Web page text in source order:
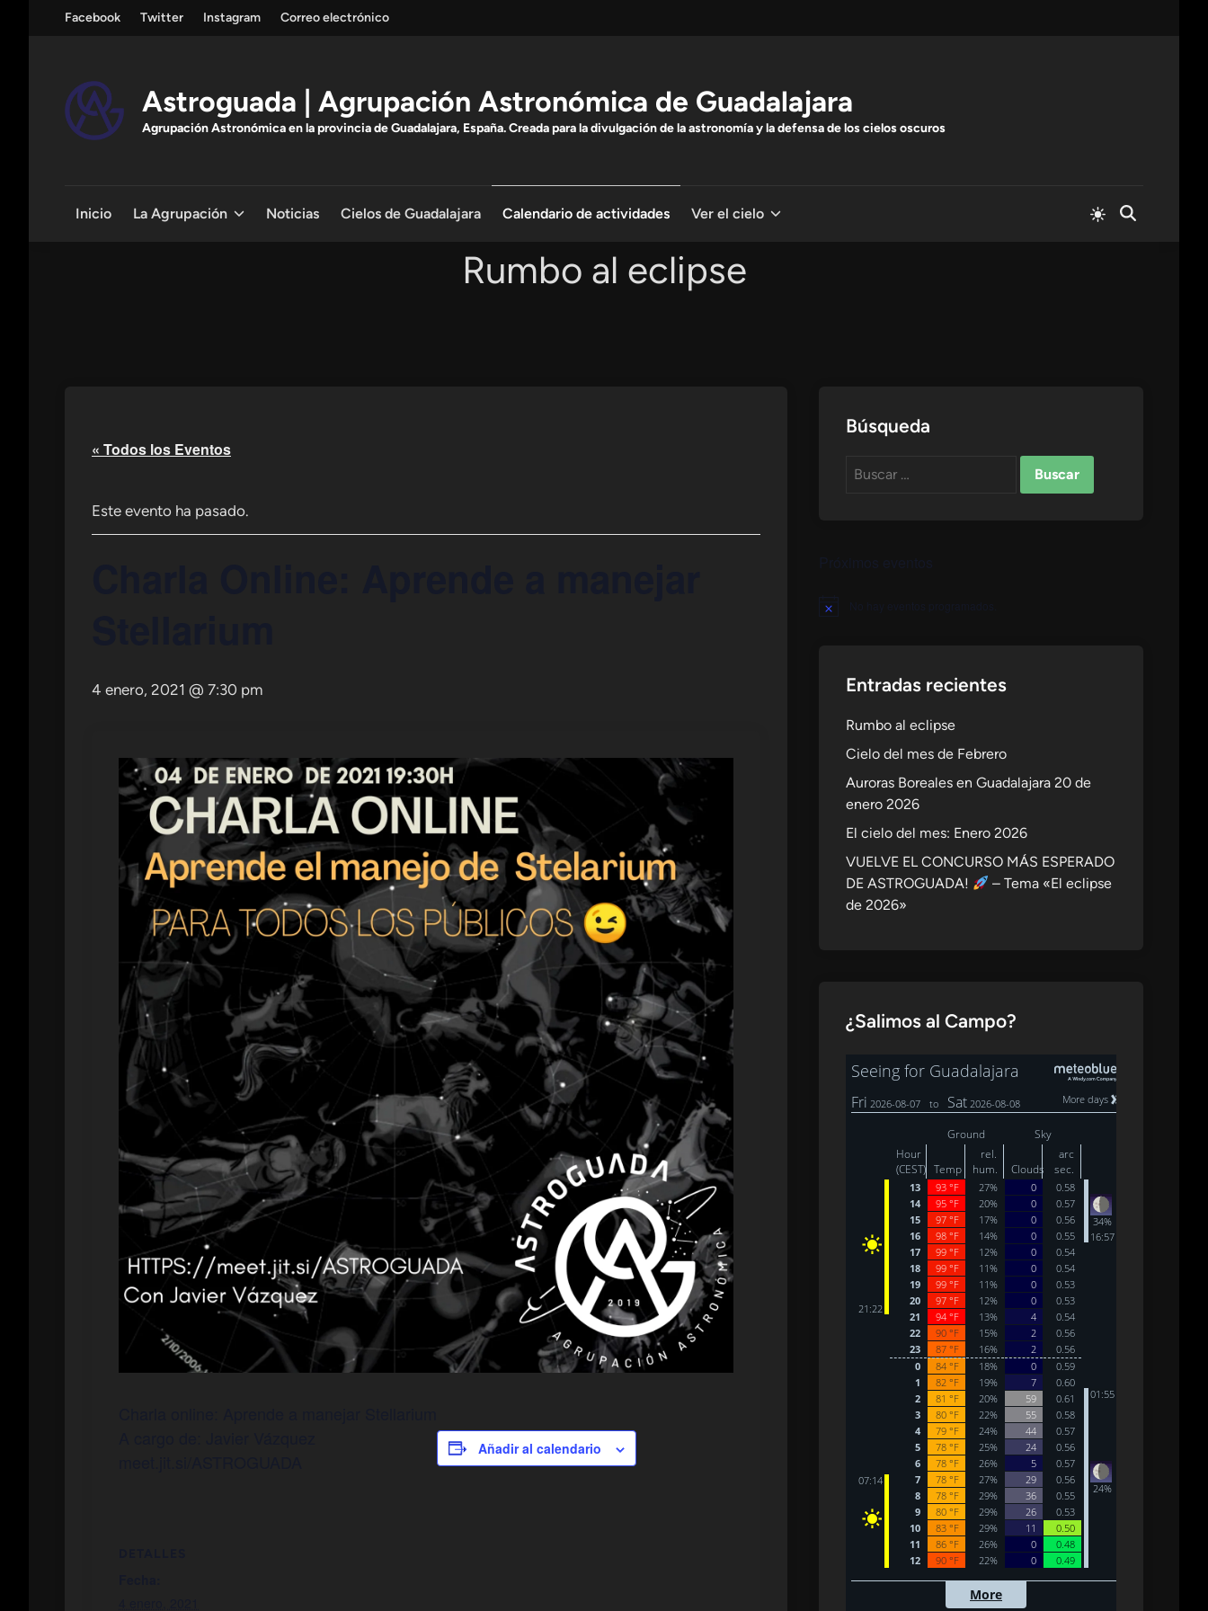
Facebook Twitter Instagram Correo electrónico
Astroguada | Agrupación Astronómica de Guadalajara
Agrupación Astronómica en la provincia de Guadalajara, España. Creada para la divulgación de la astronomía y la defensa de los cielos oscuros
Inicio La Agrupación Noticias Cielos de Guadalajara Calendario de actividades Ver el cielo
Cambiar
a
Abrir
Rumbo al eclipse
« Todos los Eventos
Este evento ha pasado.
4 enero, 2021 @ 7:30 pm
Añadir al calendario
Búsqueda
Buscar:
Aviso
Entradas recientes
Rumbo al eclipse
Cielo del mes de Febrero
Auroras Boreales en Guadalajara 20 de
enero 2026
El cielo del mes: Enero 2026
VUELVE EL CONCURSO MÁS ESPERADO
DE ASTROGUADA!
– Tema «El eclipse
de 2026»
¿Salimos al Campo?